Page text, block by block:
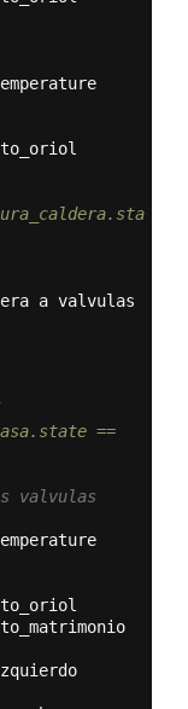
a valvulas
==
valvulas